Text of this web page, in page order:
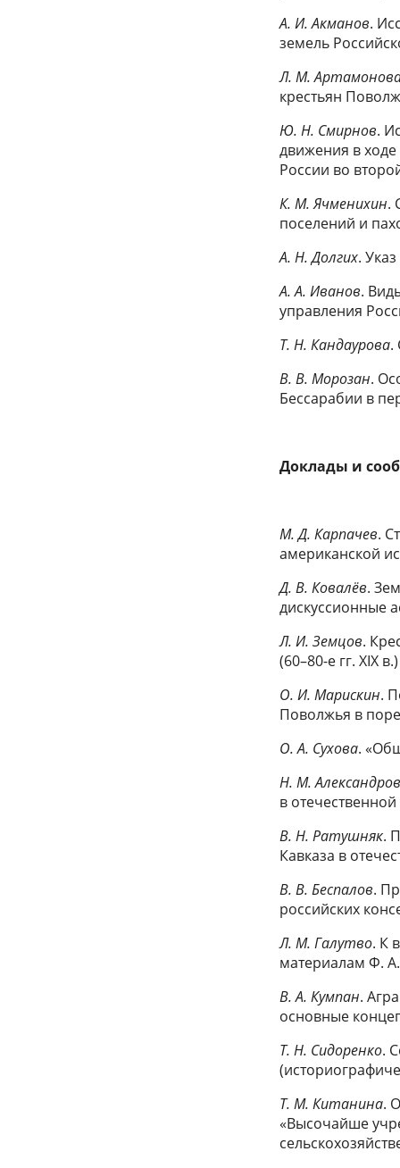
А. И. Акманов.
земель
Л. М.
крестьян
Ю. Н. Смирнов.
движения в
России во
К. М. Ячменихин.
поселений и
А. Н. Долгих.
А. А. Иванов.
управления
Т. Н. Кандаурова.
В. В. Морозан.
Бессарабии в
Доклады и
М. Д. Карпачев.
американской
Д. В. Ковалёв.
дискуссионные
Л. И. Земцов.
(60–80-е гг. XIX в.)
О. И. Марискин.
Поволжья в
О. А. Сухова.
Н. М.
в
В. Н. Ратушняк.
Кавказа в
В. В. Беспалов.
российских
Л. М. Галутво. К
материалам Ф.
В. А. Кумпан.
основные
Т. Н. Сидоренко.
Т. М. Китанина.
«Высочайше